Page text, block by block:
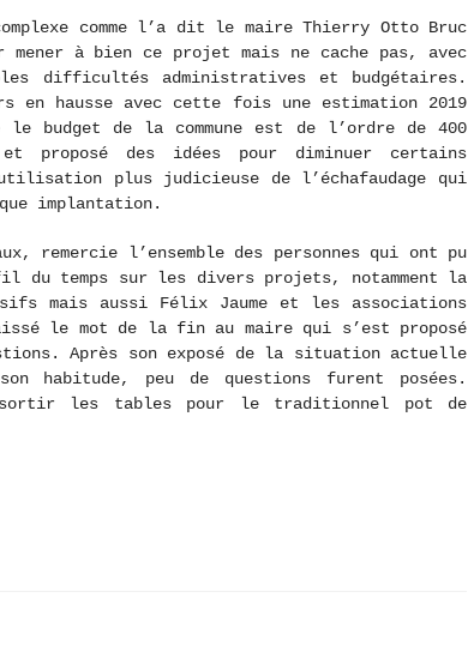
comme l’a dit le maire Thierry Otto Bruc
à bien ce projet mais ne cache pas, avec
difficultés administratives et budgétaires.
hausse avec cette fois une estimation 2019
budget de la commune est de l’ordre de 400
et proposé des idées pour diminuer certains
plus judicieuse de l’échafaudage qui
implantation.
remercie l’ensemble des personnes qui ont pu
temps sur les divers projets, notamment la
mais aussi Félix Jaume et les associations
le mot de la fin au maire qui s’est proposé
Après son exposé de la situation actuelle
habitude, peu de questions furent posées.
sortir les tables pour le traditionnel pot de